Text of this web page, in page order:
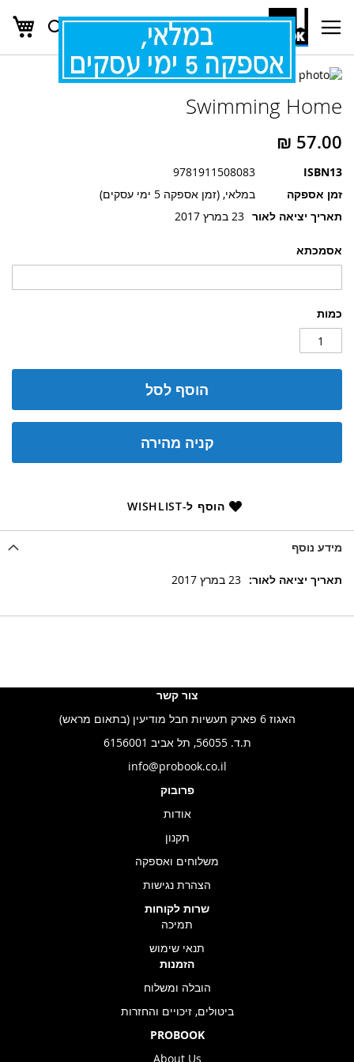
Skip
Content
חפש
אסמכתא
כמות
הוסף לסל
קניה מהירה
הוסף ל-WISHLIST
Swimming Home
ISBN13
9781911508083
זמן אספקה
במלאי, (זמן אספקה 5 ימי עסקים)
תאריך יציאה לאור 23 במרץ 2017
לדלג
של
תמונות
להתחלה
גלריית
תמונות
מידע נוסף
מידע
23 במרץ 2017
צור קשר
האגוז 6 פארק תעשיות חבל מודיעין (בתאום מראש)
ת.ד. 56055, תל אביב 6156001
info@probook.co.il
פרובוק
אודות
תקנון
משלוחים ואספקה
הצהרת נגישות
שרות לקוחות
תמיכה
תנאי שימוש
הזמנות
הובלה ומשלוח
ביטולים, זיכויים והחזרות
PROBOOK
About Us